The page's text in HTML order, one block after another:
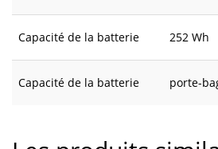
Capacité de la batterie 252 Wh
Capacité de la batterie porte-